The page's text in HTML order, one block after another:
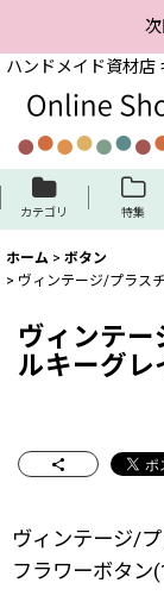
ハンドメイド資材店
カテゴリ 特集
ホーム > ボタン
> ヴィンテージ/プラス
ヴィンテ
ルキーグ
ヴィンテージ/
フラワーボタン